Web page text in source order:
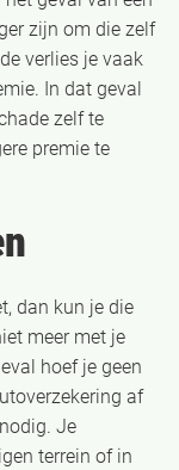
zijn om die zelf
verlies je vaak
In dat geval
zelf te
premie te
dan kun je die
meer met je
hoef je geen
af
Je
terrein of in